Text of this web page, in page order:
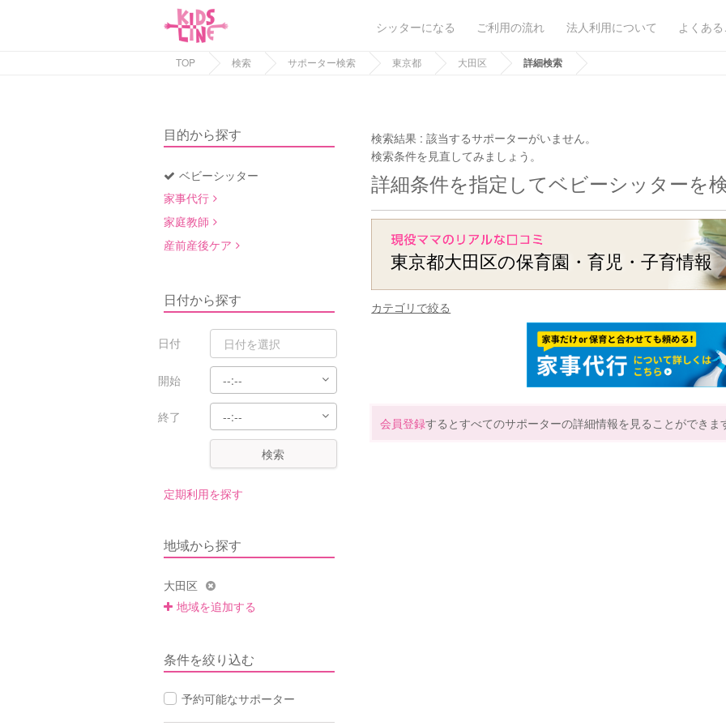
シッターになる ご利用の流れ 法人利用について よくあ
TOP 検索 サポーター検索 東京都 大田区 詳細検索
目的から探す
ベビーシッター
家事代行
家庭教師
産前産後ケア
日付から探す
日付
開始
終了
検索
定期利用を探す
地域から探す
大田区
地域を追加する
条件を絞り込む
予約可能なサポーター
検索結果 :該当するサポーターがいません。
検索条件を見直してみましょう。
詳細条件を指定してベビーシッターを
東京都大田区の保育園・育児・子育情報
カテゴリで絞る
会員登録するとすべてのサポーターの詳細情報を見ることができま